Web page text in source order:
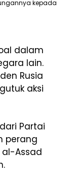
dalam
lain.
Rusia
aksi
Partai
perang
al-Assad